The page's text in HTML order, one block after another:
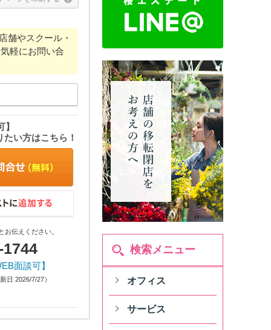
舗やスクール・
軽にお問い合
】
い方はこちら！
とお伝えください。
1744
面談可】
日 2026/7/27）
検索メニュー
オフィス
サービス